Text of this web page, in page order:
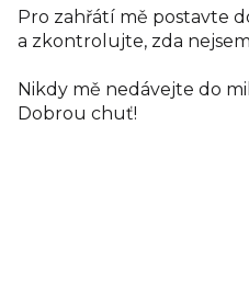
Pro zahřátí mě postavte
a zkontrolujte, zda
Nikdy mě nedávejte do
Dobrou chuť!